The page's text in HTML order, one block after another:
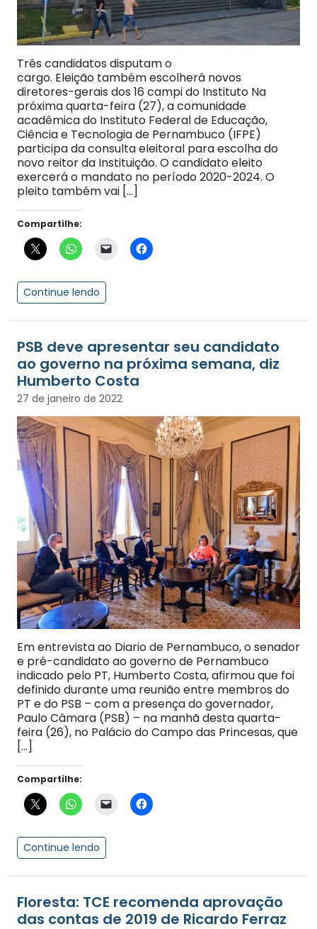
Três candidatos disputam o
cargo. Eleição também escolherá novos
diretores-gerais dos 16 campi do Instituto Na
próxima quarta-feira (27), a comunidade
acadêmica do Instituto Federal de Educação,
Ciência e Tecnologia de Pernambuco (IFPE)
participa da consulta eleitoral para escolha do
novo reitor da Instituição. O candidato eleito
exercerá o mandato no período 2020-2024. O
pleito também vai […]
Compartilhe:
Continue lendo
PSB deve apresentar seu candidato
ao governo na próxima semana, diz
Humberto Costa
27 de janeiro de 2022
Em entrevista ao Diario de Pernambuco, o senador
e pré-candidato ao governo de Pernambuco
indicado pelo PT, Humberto Costa, afirmou que foi
definido durante uma reunião entre membros do
PT e do PSB – com a presença do governador,
Paulo Câmara (PSB) – na manhã desta quarta-
feira (26), no Palácio do Campo das Princesas, que
[…]
Compartilhe:
Continue lendo
Floresta: TCE recomenda aprovação
das contas de 2019 de Ricardo Ferraz